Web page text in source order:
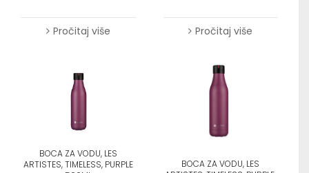
Pročitaj više Pročitaj više
BOCA ZA VODU, LES
ARTISTES, TIMELESS, PURPLE
BOCA ZA VODU, LES